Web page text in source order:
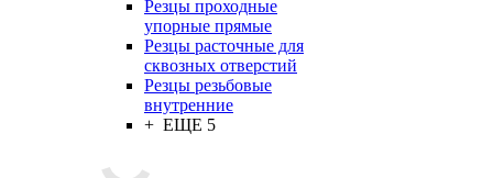
Резцы проходные
упорные прямые
Резцы расточные для
сквозных отверстий
Резцы резьбовые
внутренние
+ ЕЩЕ 5